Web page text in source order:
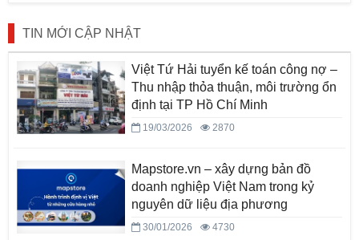
TIN MỚI CẬP NHẬT
Việt Tứ Hải tuyển kế toán công nợ –
Thu nhập thỏa thuận, môi trường ổn
định tại TP Hồ Chí Minh
19/03/2026 2870
Mapstore.vn – xây dựng bản đồ
doanh nghiệp Việt Nam trong kỷ
nguyên dữ liệu địa phương
30/01/2026 4730